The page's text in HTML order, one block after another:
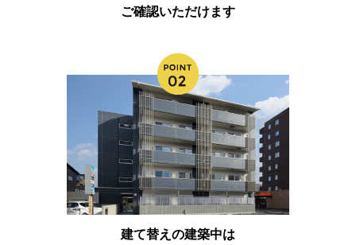
ご確認いただけます
建て替えの建築中は